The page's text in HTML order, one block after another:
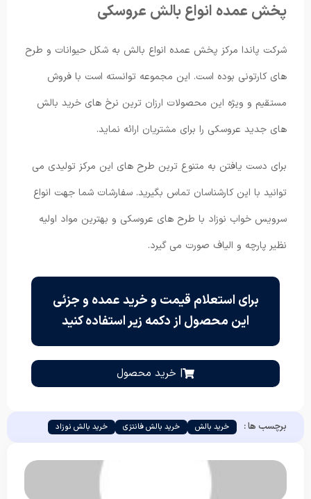
پخش عمده انواع بالش عروسکی
شرکت پاندا مرکز پخش عمده انواع بالش به شکل حیوانات و طرح
های کارتونی بوده است. این مجموعه توانسته است با فروش
مستقیم و ویژه این محصولات ارزان ترین نرخ های خرید بالش
های جدید عروسکی را برای مشتریان ارائه نماید.
برای دست یافتن به متنوع ترین طرح های این مرکز تولیدی می
توانید با این کارشناسان تماس بگیرید. سفارشات شما جهت انواع
سرویس خواب نوزاد با طرح های عروسکی و بهترین مواد اولیه
نظیر پارچه و الیاف صورت می گیرد.
برای استعلام قیمت و خرید عمده و جزئی
این محصول از دکمه زیر استفاده کنید
| خرید محصول
برچسب ها : خرید بالش خرید بالش فانتزی خرید بالش نوزاد